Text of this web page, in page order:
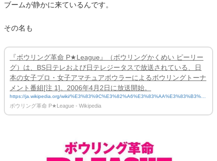
ブームが静かに来ているんです。
その名も
『ボウリング革命 P★League』（ボウリングかくめい ピーリー
グ）は、BS日テレおよび日テレジータスで放送されている、日
本の女子プロ・女子アマチュアボウラーによるボウリングトーナ
メント番組[注 1]。2006年4月2日に放送開始。
https://ja.wikipedia.org/wiki/%E3%83%9C%E3%82%A6%E3%83%AA%E3%83%B3%E
3%82%B0%E9%9D%A9%E5%91%BD_P%E2%98%85League
ボウリング革命 P★League - Wikipedia